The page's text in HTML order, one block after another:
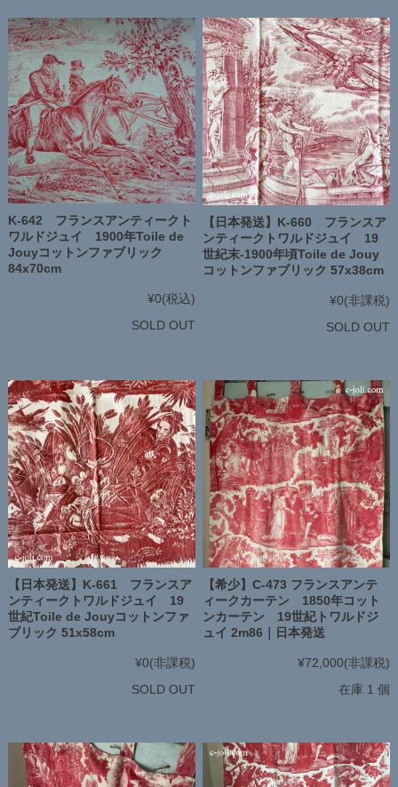
K-642 フランスアンティークト
ワルドジュイ 1900年Toile de
Jouyコットンファブリック
84x70cm
¥0(税込)
SOLD OUT
【日本発送】K-660 フランスア
ンティークトワルドジュイ 19
世紀末-1900年頃Toile de Jouy
コットンファブリック 57x38cm
¥0(非課税)
SOLD OUT
【日本発送】K-661 フランスア
ンティークトワルドジュイ 19
世紀Toile de Jouyコットンファ
ブリック 51x58cm
¥0(非課税)
SOLD OUT
【希少】C-473 フランスアンテ
ィークカーテン 1850年コット
ンカーテン 19世紀トワルドジ
ュイ 2m86｜日本発送
¥72,000(非課税)
在庫 1 個